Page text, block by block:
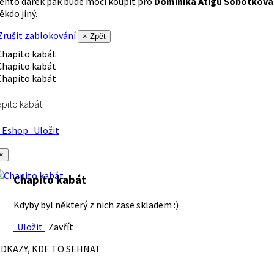
jiný.
zablokování
× Zpět
kabát
Uložit
Chapito kabát
Kdyby byl některý z nich zase skladem :)
Uložit Zavřít
KDE TO SEHNAT